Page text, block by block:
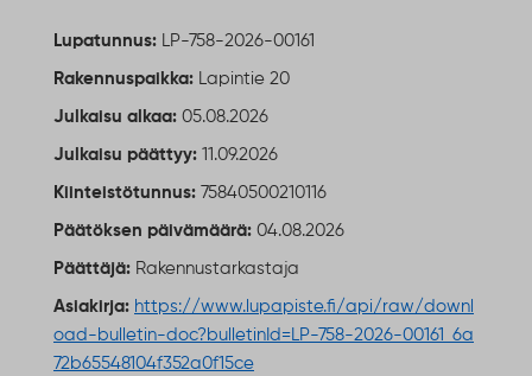
Lupatunnus: LP-758-2026-00161
Rakennuspaikka: Lapintie 20
Julkaisu alkaa: 05.08.2026
Julkaisu päättyy: 11.09.2026
Kiinteistötunnus: 75840500210116
Päätöksen päivämäärä: 04.08.2026
Päättäjä: Rakennustarkastaja
Asiakirja: https://www.lupapiste.fi/api/raw/downl
oad-bulletin-doc?bulletinId=LP-758-2026-00161_6a
72b65548104f352a0f15ce